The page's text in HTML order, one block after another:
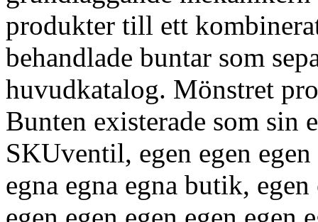
produkter till ett
behandlade buntar som
huvudkatalog. Mönstret
Bunten existerade som sin
SKUventil, egen egen
egna egna egna butik,